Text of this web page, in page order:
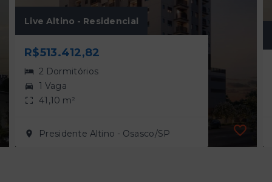
Live Altino - Residencial
R$513.412,82
2 Dormitórios
1 Vaga
41,10 m²
Presidente Altino - Osasco/SP